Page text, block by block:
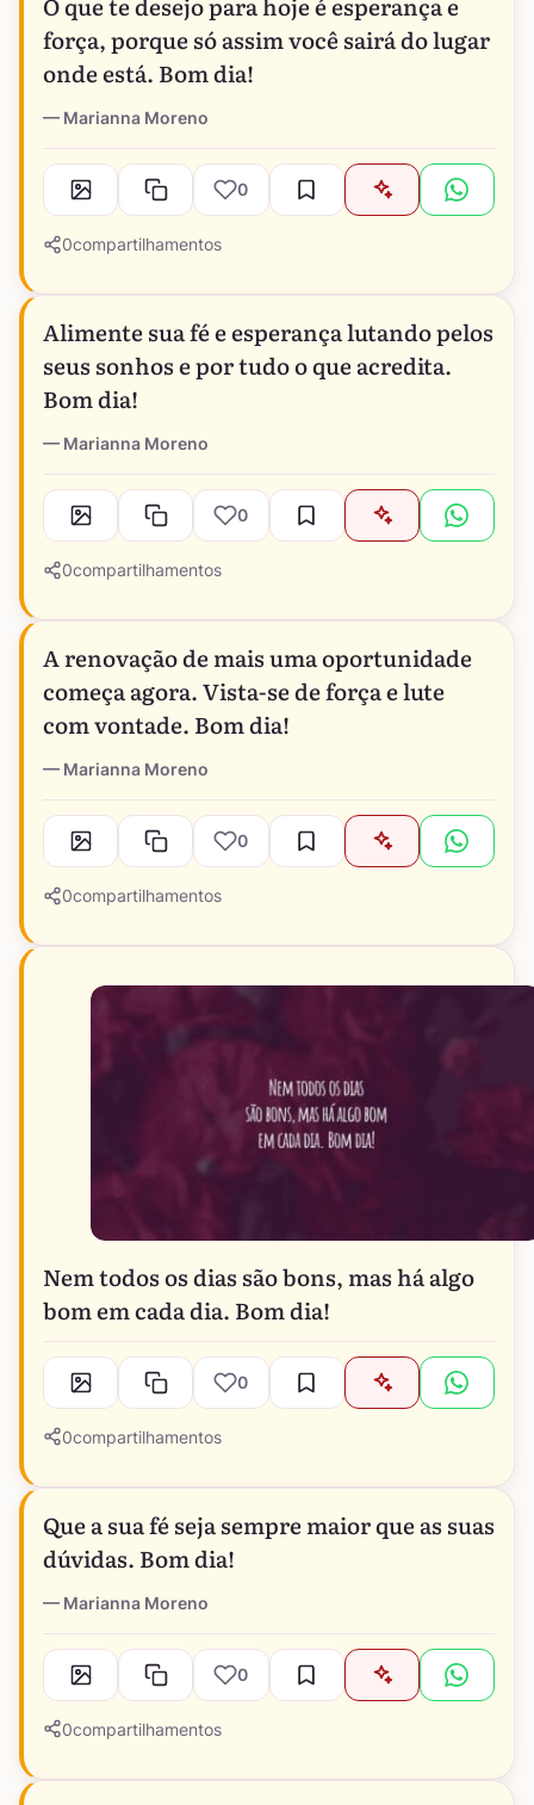
força, porque só assim você sairá do lugar
onde está. Bom dia!
Marianna Moreno
0
0compartilhamentos
Alimente sua fé e esperança lutando pelos
seus sonhos e por tudo o que acredita.
Bom dia!
Marianna Moreno
0
0compartilhamentos
A renovação de mais uma oportunidade
começa agora. Vista-se de força e lute
com vontade. Bom dia!
Marianna Moreno
0
0compartilhamentos
Nem todos os dias são bons, mas há algo
bom em cada dia. Bom dia!
0
0compartilhamentos
Que a sua fé seja sempre maior que as suas
dúvidas. Bom dia!
Marianna Moreno
0
0compartilhamentos